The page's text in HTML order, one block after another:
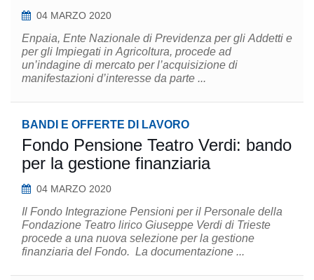
04 MARZO 2020
Enpaia, Ente Nazionale di Previdenza per gli Addetti e
per gli Impiegati in Agricoltura, procede ad
un’indagine di mercato per l’acquisizione di
manifestazioni d’interesse da parte ...
BANDI E OFFERTE DI LAVORO
Fondo Pensione Teatro Verdi: bando
per la gestione finanziaria
04 MARZO 2020
Il Fondo Integrazione Pensioni per il Personale della
Fondazione Teatro lirico Giuseppe Verdi di Trieste
procede a una nuova selezione per la gestione
finanziaria del Fondo. La documentazione ...